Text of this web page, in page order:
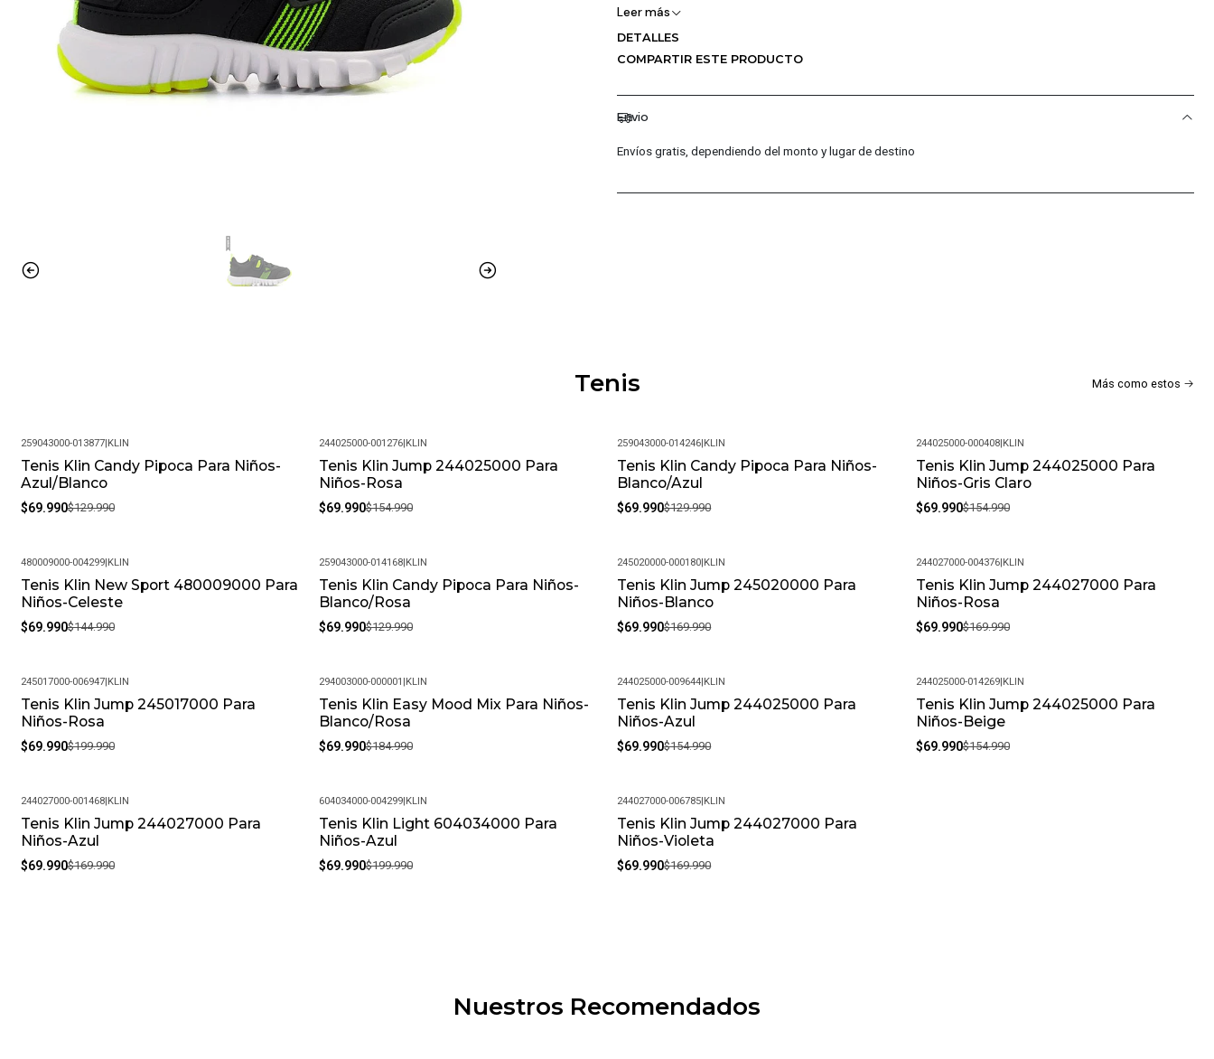
la forma del calzado adicionalmente posee cierre velcro y cordón elástico haciendo que el
zapato sea simple de colocar además añade bucle en la parte posterior facilitando la
acomodación del calzado de igual manera posee Logo Klin en relieve dando mayor estilo, por
garantiza más seguridad para los niños durante las actividades y juegos del día
Superposiciones Sintéticas
Modelo: 244027000-001468
Garantía: Por defectos de fábrica
Condición: Nuevo
SKU: 244027000-001468_20
Leer más
DETALLES
COMPARTIR ESTE PRODUCTO
Envio
Envíos gratis, dependiendo del monto y lugar de destino
Tenis Más como estos
-46%
259043000-013877|KLIN
Tenis Klin Candy Pipoca Para Niños-
Azul/Blanco
$69.990$129.990
-55%
244025000-001276|KLIN
Tenis Klin Jump 244025000 Para
Niños-Rosa
$69.990$154.990
-46%
259043000-014246|KLIN
Tenis Klin Candy Pipoca Para Niños-
Blanco/Azul
$69.990$129.990
-55%
244025000-000408|KLIN
Tenis Klin Jump 244025000 Para
Niños-Gris Claro
$69.990$154.990
-52%
480009000-004299|KLIN
Tenis Klin New Sport 480009000 Para
Niños-Celeste
$69.990$144.990
-46%
259043000-014168|KLIN
Tenis Klin Candy Pipoca Para Niños-
Blanco/Rosa
$69.990$129.990
-59%
245020000-000180|KLIN
Tenis Klin Jump 245020000 Para
Niños-Blanco
$69.990$169.990
-59%
244027000-004376|KLIN
Tenis Klin Jump 244027000 Para
Niños-Rosa
$69.990$169.990
-65%
245017000-006947|KLIN
Tenis Klin Jump 245017000 Para
Niños-Rosa
$69.990$199.990
-62%
294003000-000001 |KLIN
Tenis Klin Easy Mood Mix Para Niños-
Blanco/Rosa
$69.990$184.990
-55%
244025000-009644|KLIN
Tenis Klin Jump 244025000 Para
Niños-Azul
$69.990$154.990
-55%
244025000-014269|KLIN
Tenis Klin Jump 244025000 Para
Niños-Beige
$69.990$154.990
-59%
244027000-001468|KLIN
Tenis Klin Jump 244027000 Para
Niños-Azul
$69.990$169.990
-65%
604034000-004299|KLIN
Tenis Klin Light 604034000 Para
Niños-Azul
$69.990$199.990
-59%
244027000-006785|KLIN
Tenis Klin Jump 244027000 Para
Niños-Violeta
$69.990$169.990
Nuestros Recomendados